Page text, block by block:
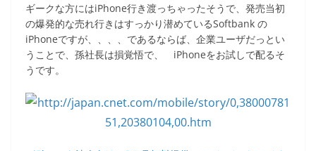
c
e
b
o
itt
er
e ck
et
ギークな方にはiPhone行き渡っちゃったそうで、発売当初
の爆発的な売れ行きはすっかり潜めているSoftbank の
iPhoneですが、、、、であるならば、企業ユーザだっとい
うことで、孫社長は損覚悟で、 iPhoneをお試しで配るそ
うです。